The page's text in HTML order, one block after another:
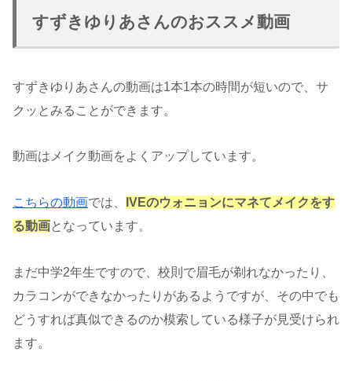
すずきゆりあさんのおススメ動画
すずきゆりあさんの動画は1本1本の時間が短いので、サ
クッとみることができます。
動画はメイク動画をよくアップしています。
こちらの動画では、
IVEのウォニョンにマネてメイクをす
る動画となっています。
まだ中学2年生ですので、校則で眉毛が剃れなかったり、
カラコンができなかったりがあるようですが、その中でも
どうすれば真似できるのか模索している様子が見受けられ
ます。